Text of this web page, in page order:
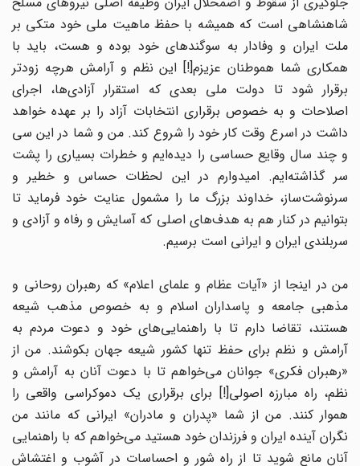
شاهنشاهی است که همیشه با حفظ ماهیت ملی خود متکی بر
ملت ایران و وفادار به سوگندهای خود بوده و هست، باید با
همکاری شما هموطنان عزیزم[!] این نظم و آرامش هرچه زودتر
برقرار شود تا دولت ملی بعدی که استقرار آزادی‌ها، اجرای
اصلاحات و به خصوص برقراری انتخابات آزاد را بر عهده خواهد
داشت در اسرع وقت کار خود را شروع کند. من و شما در این سی
و چند سال وقایع حساسی را دیده‌ایم و خطرات بسیاری را پشت
سر گذاشته‌ایم. امیدوارم در این لحظات حساس و خطیر و
سرنوشت‌ساز، خداوند بزرگ ما را مشمول عنایت خود فرماید تا
بتوانیم در کنار هم به هدف‌های اصلی که آسایش و رفاه و آزادی و
سربلندی ایران و ایرانی است برسیم.
من در اینجا از «آیات عظام و علمای اعلام» که رهبران روحانی و
مذهبی جامعه و پاسداران اسلام و به خصوص مذهب شیعه
هستند، تقاضا دارم تا با راهنمایی‌های خود و دعوت مردم به
آرامش و نظم برای حفظ تنها کشور شیعه جهان بکوشند. من از
«رهبران فکری» جوانان می‌خواهم تا با دعوت آنان به آرامش و
نظم، راه مبارزه اصولی[!] برای برقراری یک دموکراسی واقعی را
هموار کنند. من از شما «پدران و مادران» ایرانی که مانند من
نگران آینده ایران و فرزندان خود هستید می‌خواهم که با راهنمایی
آنان مانع شوید تا از راه شور و احساسات در آشوب و اغتشاش